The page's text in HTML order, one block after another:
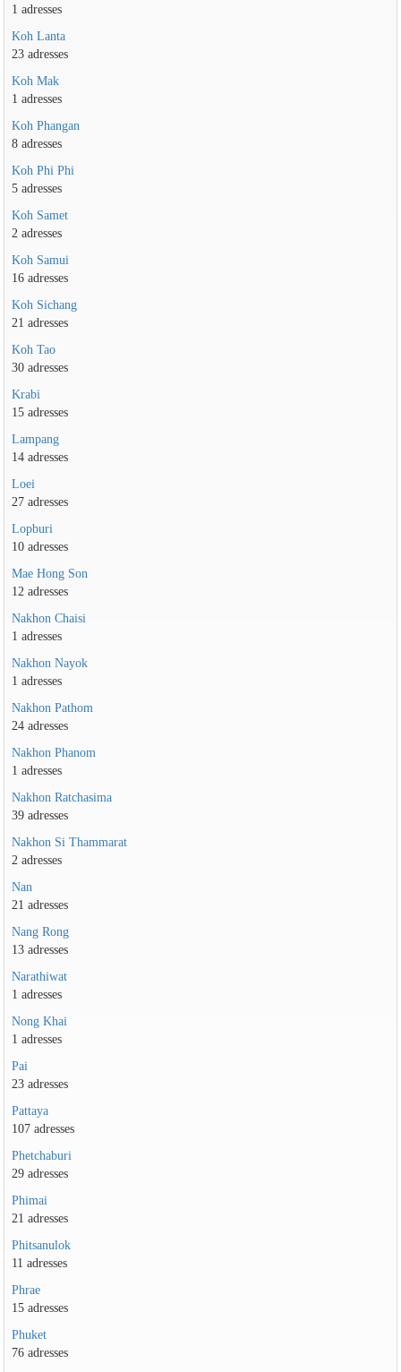
1 adresses
Koh Lanta
23 adresses
Koh Mak
1 adresses
Koh Phangan
8 adresses
Koh Phi Phi
5 adresses
Koh Samet
2 adresses
Koh Samui
16 adresses
Koh Sichang
21 adresses
Koh Tao
30 adresses
Krabi
15 adresses
Lampang
14 adresses
Loei
27 adresses
Lopburi
10 adresses
Mae Hong Son
12 adresses
Nakhon Chaisi
1 adresses
Nakhon Nayok
1 adresses
Nakhon Pathom
24 adresses
Nakhon Phanom
1 adresses
Nakhon Ratchasima
39 adresses
Nakhon Si Thammarat
2 adresses
Nan
21 adresses
Nang Rong
13 adresses
Narathiwat
1 adresses
Nong Khai
1 adresses
Pai
23 adresses
Pattaya
107 adresses
Phetchaburi
29 adresses
Phimai
21 adresses
Phitsanulok
11 adresses
Phrae
15 adresses
Phuket
76 adresses